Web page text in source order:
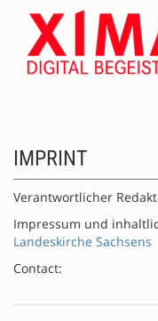
IMPRINT
Verantwortlicher
Impressum und
Landeskirche Sachsens
Contact: